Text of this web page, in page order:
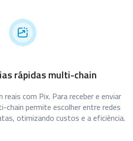
rápidas multi-chain
com Pix. Para receber e enviar
permite escolher entre redes
otimizando custos e a eficiência.